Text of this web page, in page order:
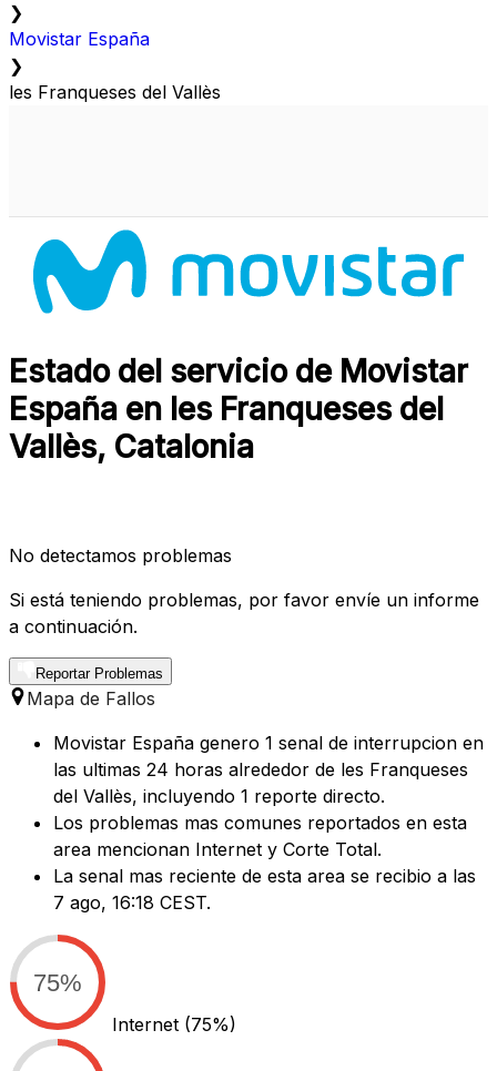
❯
Movistar España
❯
les Franqueses del Vallès
Estado del servicio de Movistar
España en les Franqueses del
Vallès, Catalonia
No detectamos problemas
Si está teniendo problemas, por favor envíe un informe
a continuación.
Reportar Problemas
Mapa de Fallos
Movistar España genero 1 senal de interrupcion en
las ultimas 24 horas alrededor de les Franqueses
del Vallès, incluyendo 1 reporte directo.
Los problemas mas comunes reportados en esta
area mencionan Internet y Corte Total.
La senal mas reciente de esta area se recibio a las
7 ago, 16:18 CEST.
75%
Internet (75%)